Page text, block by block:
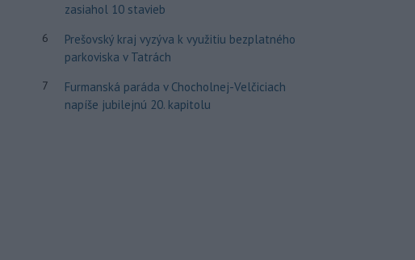
zasiahol 10 stavieb
6
Prešovský kraj vyzýva k využitiu bezplatného
parkoviska v Tatrách
7
Furmanská paráda v Chocholnej-Velčiciach
napíše jubilejnú 20. kapitolu